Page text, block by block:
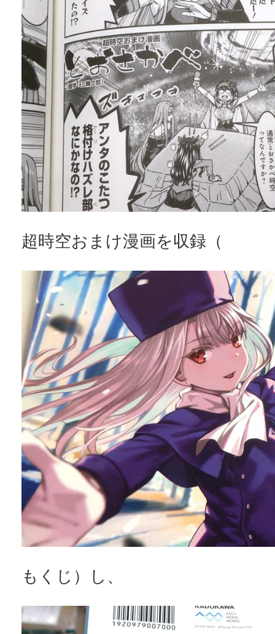
超時空おまけ漫画を収録（
もくじ）し、